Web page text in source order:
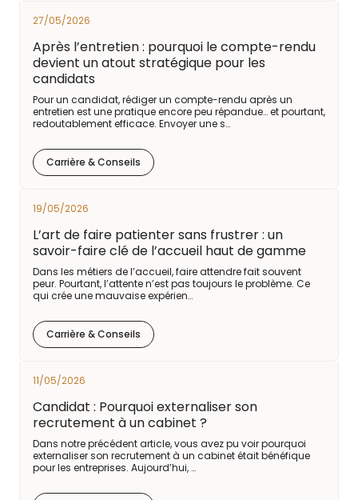
27/05/2026
Après l’entretien : pourquoi le compte-rendu
devient un atout stratégique pour les
candidats
Pour un candidat, rédiger un compte-rendu après un
entretien est une pratique encore peu répandue… et pourtant,
redoutablement efficace. Envoyer une s…
Carrière & Conseils
19/05/2026
L’art de faire patienter sans frustrer : un
savoir-faire clé de l’accueil haut de gamme
Dans les métiers de l’accueil, faire attendre fait souvent
peur. Pourtant, l’attente n’est pas toujours le problème. Ce
qui crée une mauvaise expérien…
Carrière & Conseils
11/05/2026
Candidat : Pourquoi externaliser son
recrutement à un cabinet ?
Dans notre précédent article, vous avez pu voir pourquoi
externaliser son recrutement à un cabinet était bénéfique
pour les entreprises. Aujourd’hui, …